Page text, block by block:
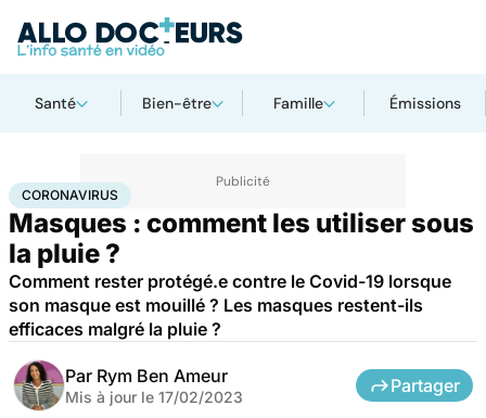
Santé Bien-être Famille Émissions
AccueilSantéMaladies Coronavirus
CORONAVIRUS
Masques : comment les utiliser sous
la pluie ?
Comment rester protégé.e contre le Covid-19 lorsque
son masque est mouillé ? Les masques restent-ils
efficaces malgré la pluie ?
Par Rym Ben Ameur
Mis à jour le 17/02/2023
Partager